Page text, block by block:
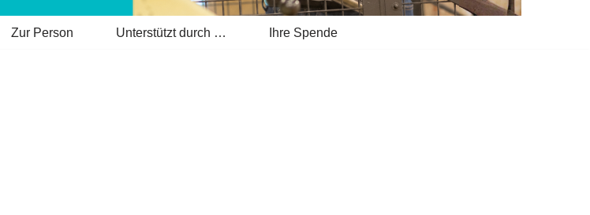
Zur Person Unterstützt durch … Ihre Spende